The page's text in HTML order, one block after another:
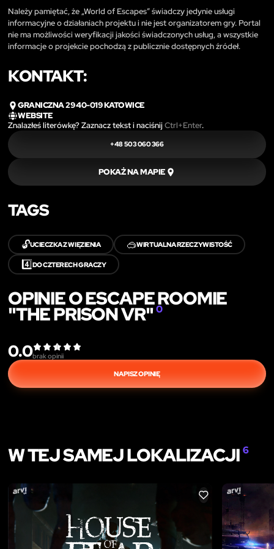
Należy pamiętać, że „World of Escapes” świadczy jedynie usługi
informacyjne o działaniach projektu i nie jest organizatorem gry. Portal
nie ma możliwości weryfikacji jakości świadczonych usług, a wszystkie
informacje o projekcie pochodzą z publicznie dostępnych źródeł.
KONTAKT:
GRANICZNA 29 40-019 KATOWICE
WEBSITE
Znalazłeś literówkę? Zaznacz tekst i naciśnijCtrl+Enter.
+48 503 060 366
POKAŻ NA MAPIE
TAGS
🔓UCIECZKA Z WIĘZIENIA 🥽WIRTUALNA RZECZYWISTOŚĆ
4️⃣DO CZTERECH GRACZY
OPINIE O ESCAPE ROOMIE
"THE PRISON VR"0
0.0brak opinii
NAPISZ OPINIĘ
W TEJ SAMEJ LOKALIZACJI 6
LIKE